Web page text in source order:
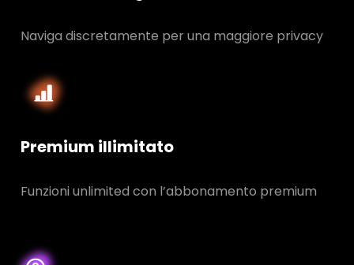
Naviga discretamente per una maggiore privacy
Premium illimitato
Funzioni unlimited con l’abbonamento premium